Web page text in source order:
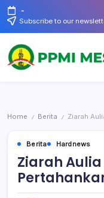
Skip
to
content
-
Subscribe to our
Home / Berita / Ziarah
Berita Hardnews
Ziarah